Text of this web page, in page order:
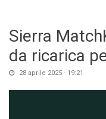
Sierra
da ricarica
28 aprile 2025 - 19:21